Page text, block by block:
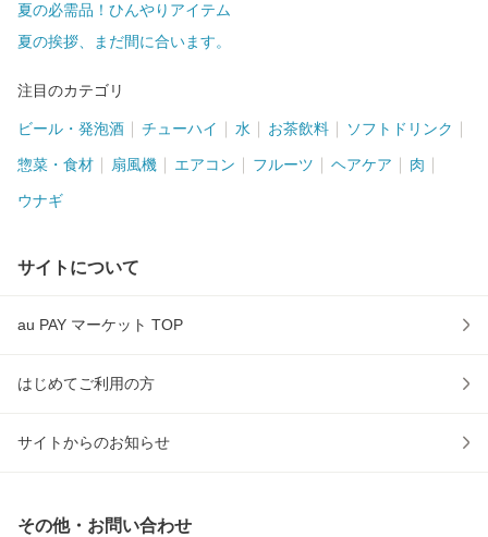
夏の必需品！ひんやりアイテム
夏の挨拶、まだ間に合います。
注目のカテゴリ
ビール・発泡酒 チューハイ 水 お茶飲料 ソフトドリンク
惣菜・食材 扇風機 エアコン フルーツ ヘアケア 肉
ウナギ
サイトについて
au PAY マーケット TOP
はじめてご利用の方
サイトからのお知らせ
その他・お問い合わせ